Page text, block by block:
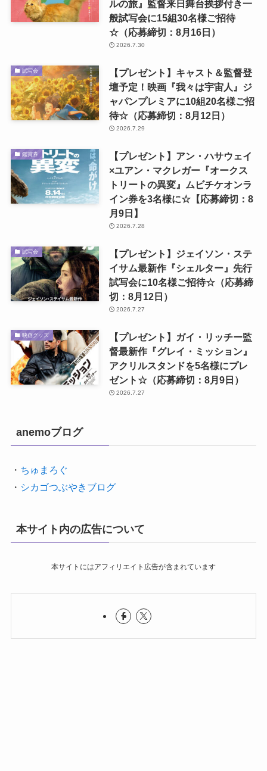
ルの旅』監督来日舞台挨拶付き一
般試写会に15組30名様ご招待
☆（応募締切：8月16日）
2026.7.30
試写会
【プレゼント】キャスト＆監督登
壇予定！映画『我々は宇宙人』ジ
ャパンプレミアに10組20名様ご招
待☆（応募締切：8月12日）
2026.7.29
鑑賞券
【プレゼント】アン・ハサウェイ
×ユアン・マクレガー『オークス
トリートの異変』ムビチケオンラ
イン券を3名様に☆【応募締切：8
月9日】
2026.7.28
試写会
【プレゼント】ジェイソン・ステ
イサム最新作『シェルター』先行
試写会に10名様ご招待☆（応募締
切：8月12日）
2026.7.27
映画グッズ
【プレゼント】ガイ・リッチー監
督最新作『グレイ・ミッション』
アクリルスタンドを5名様にプレ
ゼント☆（応募締切：8月9日）
2026.7.27
anemoブログ
・ ちゅまろぐ
・ シカゴつぶやきブログ
本サイト内の広告について
本サイトにはアフィリエイト広告が含まれています